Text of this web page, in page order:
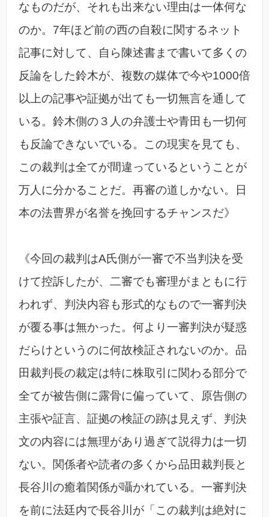
なものだが、それも出来ない理由は一体何な
のか。7年ほど前の西の自殺に関するネット
記事に対して、自ら陳述書まで書いて多くの
反論をした鈴木が、複数の媒体で今や1000倍
以上の記事や証拠が出ても一切無言を通して
いる。鈴木側の３人の弁護士や青田も一切何
も反論できないでいる。この現実を見ても、
この裁判は全てが間違っているということが
万人に分かることだ。再審の道しかない。日
本の法曹界が名誉を挽回するチャンスだ》
《今回の裁判はA氏側が一審で不当判決を受
けて控訴したが、二審でも審理がまともに行
われず、判決内容も形式的なもので一審判決
が覆る事は無かった。何より一審判決が疑惑
だらけというのに何故検証されないのか。品
田裁判長の裁定は特に株取引に関わる部分で
全てが被告側に露骨に偏っていて、原告側の
主張や証言、証拠の検証の跡は見えず、判決
文の内容には無理があり過ぎて説得力は一切
ない。関係者や読者の多くから品田裁判長と
長谷川の癒着関係が囁かれている。一審判決
を前に法廷内で長谷川が「この裁判は絶対に